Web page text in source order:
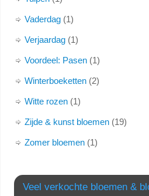
Vaderdag 1
Verjaardag 1
Voordeel: Pasen 1
Winterboeketten 2
Witte rozen 1
Zijde & kunst bloemen 19
Zomer bloemen 1
Veel verkochte bloemen &